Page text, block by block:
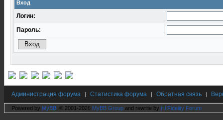
Вход
Логин:
Пароль:
Администрация форума | Статистика форума | Обратная связь |
Powered by MyBB , © 2001-2026 MyBB Group and rewrite by Hi Fidelity Forum